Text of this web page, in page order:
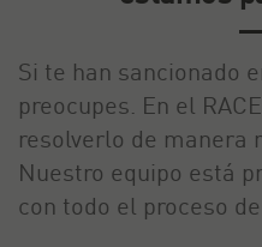
Si te han sancionado
preocupes. En el
resolverlo de manera
Nuestro equipo está
con todo el proceso